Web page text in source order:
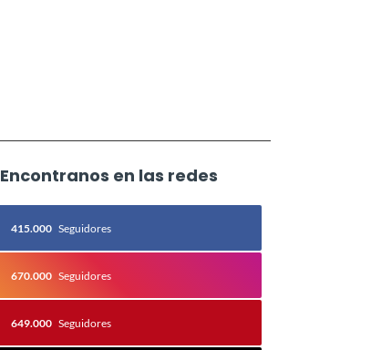
Encontranos en las redes
415.000 Seguidores
670.000 Seguidores
649.000 Seguidores